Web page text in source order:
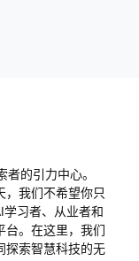
的引力中心。
，我们不希望你只
习者、从业者和
台。在这里，我们
探索智慧科技的无